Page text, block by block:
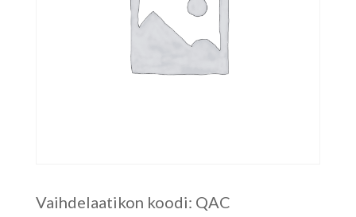
Vaihdelaatikon koodi: QAC